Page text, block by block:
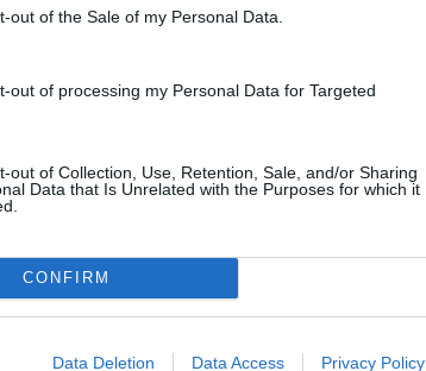
out of the Sale of my Personal Data.
out of processing my Personal Data for Targeted
out of Collection, Use, Retention, Sale, and/or Sharing
Data that Is Unrelated with the Purposes for which it
CONFIRM
Data Deletion Data Access Privacy Policy
med apelsin,